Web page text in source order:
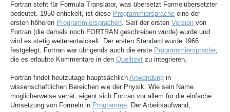
Fortran steht für Formula Translator, was übersetzt Formelübersetzter
bedeutet. 1950 entickelt, ist diese Programmiersprache eine der
ersten höheren Programmiersprachen. Seit der ersten Version von
Fortran (die damals noch FORTRAN geschreiben wurde) wurde und
wird es stetig weiterentwickelt. Der ersten Standard wurde 1966
festgelegt. Fortran war übrigends auch die erste Programmiersprache,
die es erlaubte Kommentare in den Quelltext zu integrieren.
Fortran findet heutzutage hauptsächlich Anwendung in
wissenschaftlichen Bereichen wie der Physik. Wie sein Name
möglicherweise verrät, eigent sich Fortran vor allem für die einfache
Umsetzung von Formeln in Programme. Der Arbeitsaufwand,